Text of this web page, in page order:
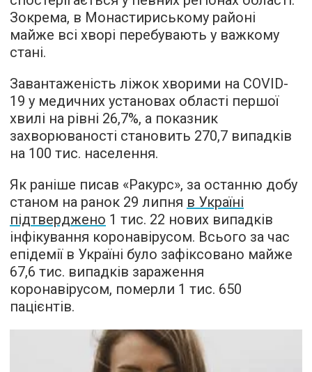
Зокрема, в Монастириському районі
майже всі хворі перебувають у важкому
стані.
Завантаженість ліжок хворими на COVID-
19 у медичних установах області першої
хвилі на рівні 26,7%, а показник
захворюваності становить 270,7 випадків
на 100 тис. населення.
Як раніше писав «Ракурс», за останню добу
станом на ранок 29 липня в Україні
підтверджено 1 тис. 22 нових випадків
інфікування коронавірусом. Всього за час
епідемії в Україні було зафіксовано майже
67,6 тис. випадків зараження
коронавірусом, померли 1 тис. 650
пацієнтів.